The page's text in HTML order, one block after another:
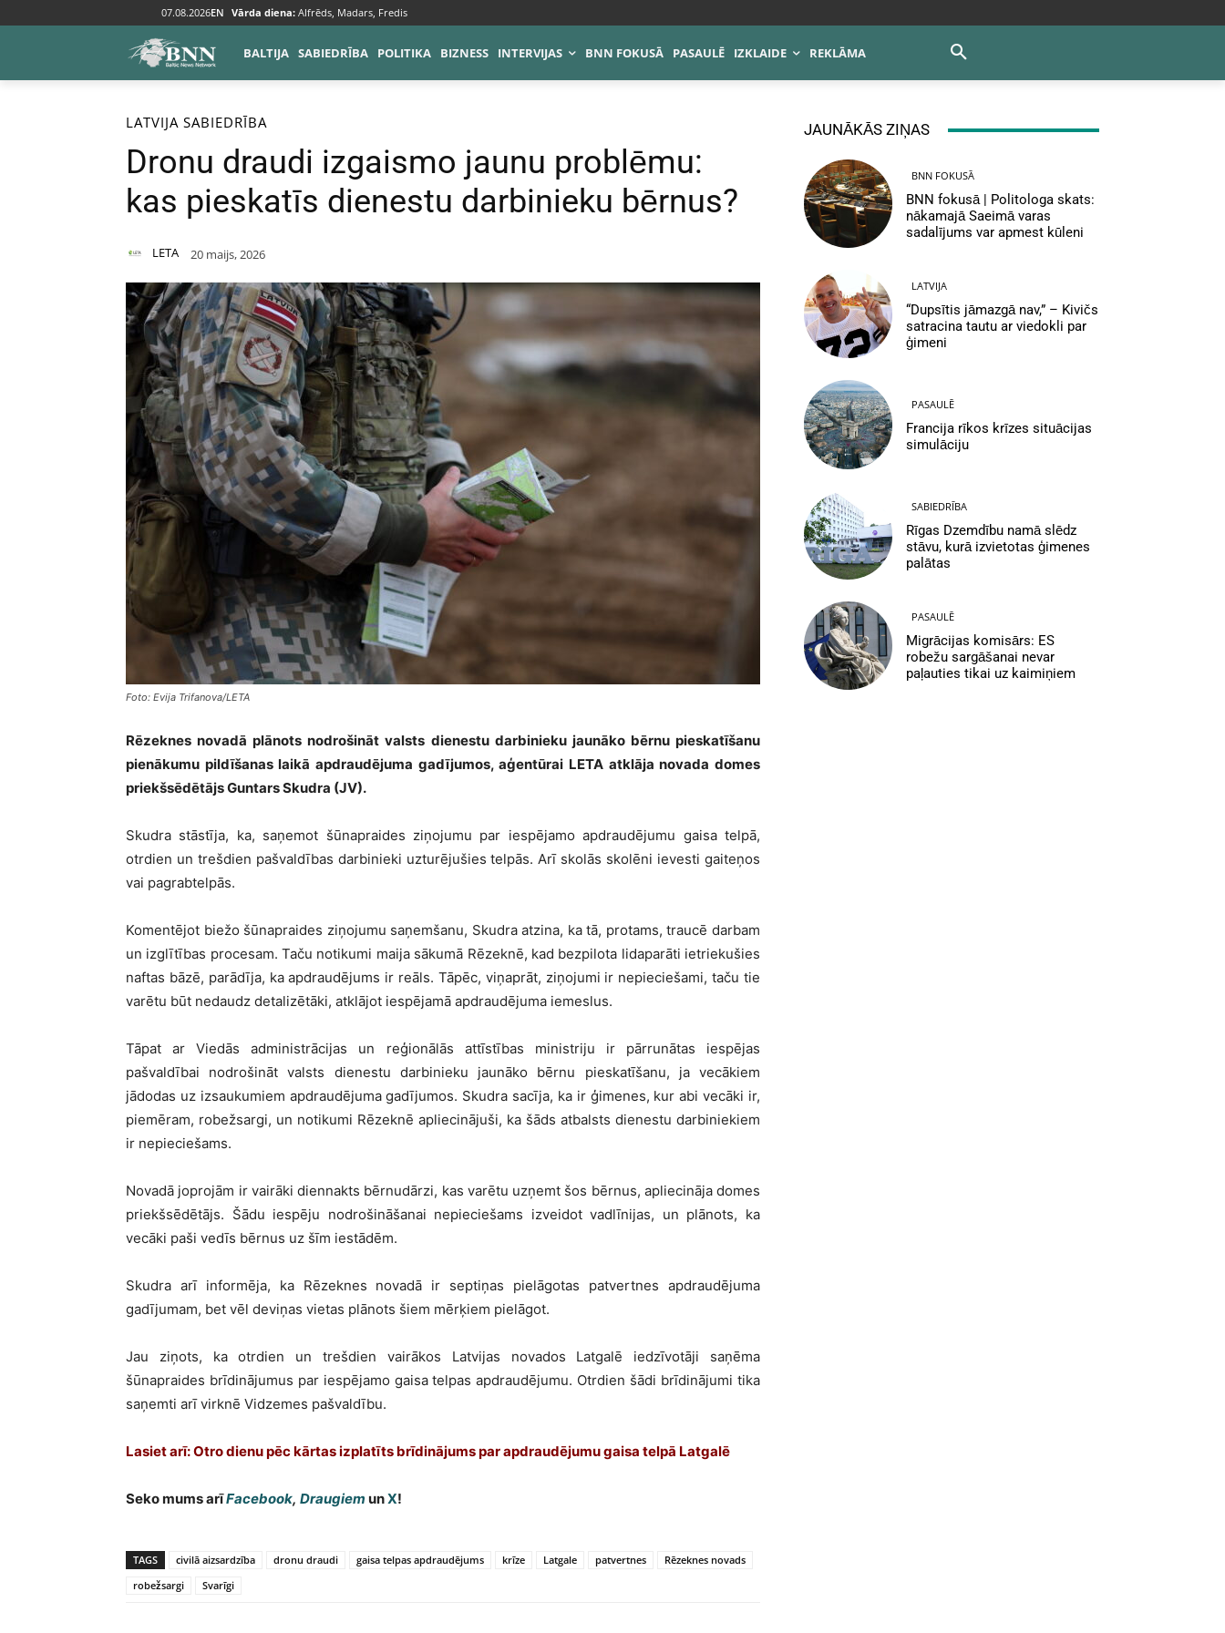
07.08.2026EN Vārda diena: Alfrēds, Madars, Fredis
BALTIJA SABIEDRĪBA POLITIKA BIZNESS INTERVIJAS BNN FOKUSĀ PASAULĒ IZKLAIDE REKLĀMA
Sākums Baltija Latvija
LATVIJA SABIEDRĪBA
Dronu draudi izgaismo jaunu problēmu:
kas pieskatīs dienestu darbinieku bērnus?
LETA 20 maijs, 2026
Foto: Evija Trifanova/LETA
Rēzeknes novadā plānots nodrošināt valsts dienestu darbinieku jaunāko bērnu pieskatīšanu
pienākumu pildīšanas laikā apdraudējuma gadījumos, aģentūrai LETA atklāja novada domes
priekšsēdētājs Guntars Skudra (JV).
Skudra stāstīja, ka, saņemot šūnapraides ziņojumu par iespējamo apdraudējumu gaisa telpā,
otrdien un trešdien pašvaldības darbinieki uzturējušies telpās. Arī skolās skolēni ievesti gaiteņos
vai pagrabtelpās.
Komentējot biežo šūnapraides ziņojumu saņemšanu, Skudra atzina, ka tā, protams, traucē darbam
un izglītības procesam. Taču notikumi maija sākumā Rēzeknē, kad bezpilota lidaparāti ietriekušies
naftas bāzē, parādīja, ka apdraudējums ir reāls. Tāpēc, viņaprāt, ziņojumi ir nepieciešami, taču tie
varētu būt nedaudz detalizētāki, atklājot iespējamā apdraudējuma iemeslus.
Tāpat ar Viedās administrācijas un reģionālās attīstības ministriju ir pārrunātas iespējas
pašvaldībai nodrošināt valsts dienestu darbinieku jaunāko bērnu pieskatīšanu, ja vecākiem
jādodas uz izsaukumiem apdraudējuma gadījumos. Skudra sacīja, ka ir ģimenes, kur abi vecāki ir,
piemēram, robežsargi, un notikumi Rēzeknē apliecinājuši, ka šāds atbalsts dienestu darbiniekiem
ir nepieciešams.
Novadā joprojām ir vairāki diennakts bērnudārzi, kas varētu uzņemt šos bērnus, apliecināja domes
priekšsēdētājs. Šādu iespēju nodrošināšanai nepieciešams izveidot vadlīnijas, un plānots, ka
vecāki paši vedīs bērnus uz šīm iestādēm.
Skudra arī informēja, ka Rēzeknes novadā ir septiņas pielāgotas patvertnes apdraudējuma
gadījumam, bet vēl deviņas vietas plānots šiem mērķiem pielāgot.
Jau ziņots, ka otrdien un trešdien vairākos Latvijas novados Latgalē iedzīvotāji saņēma
šūnapraides brīdinājumus par iespējamo gaisa telpas apdraudējumu. Otrdien šādi brīdinājumi tika
saņemti arī virknē Vidzemes pašvaldību.
Lasiet arī: Otro dienu pēc kārtas izplatīts brīdinājums par apdraudējumu gaisa telpā Latgalē
Seko mums arīFacebook, Draugiem unX!
TAGS civilā aizsardzība dronu draudi gaisa telpas apdraudējums krīze Latgale patvertnes
Rēzeknes novads
robežsargi
Svarīgi
JAUNĀKĀS ZIŅAS
BNN FOKUSĀ
BNN fokusā | Politologa skats:
nākamajā Saeimā varas
sadalījums var apmest kūleni
LATVIJA
“Dupsītis jāmazgā nav,” – Kivičs
satracina tautu ar viedokli par
ģimeni
PASAULĒ
Francija rīkos krīzes situācijas
simulāciju
SABIEDRĪBA
Rīgas Dzemdību namā slēdz
stāvu, kurā izvietotas ģimenes
palātas
PASAULĒ
Migrācijas komisārs: ES
robežu sargāšanai nevar
paļauties tikai uz kaimiņiem